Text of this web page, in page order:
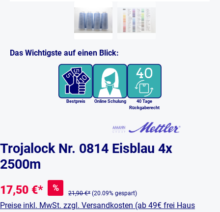
Das Wichtigste auf einen Blick:
Bestpreis Online Schulung
40 Tage
Rückgaberecht
Trojalock Nr. 0814 Eisblau 4x
2500m
17,50 €* %
21,90 €* (20.09% gespart)
Preise inkl. MwSt. zzgl. Versandkosten (ab 49€ frei Haus